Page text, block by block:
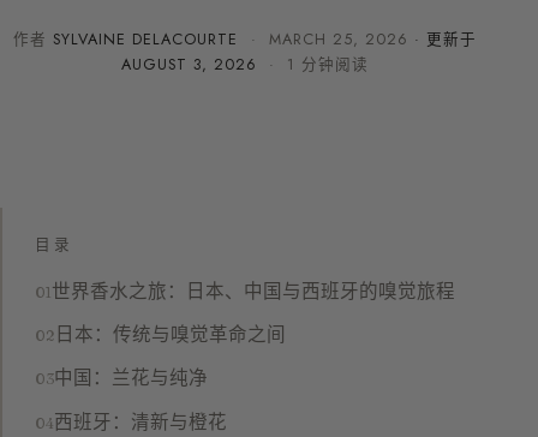
作者 SYLVAINE DELACOURTE · MARCH 25, 2026 · 更新于
AUGUST 3, 2026
· 1 分钟阅读
目录
世界香水之旅：日本、中国与西班牙的嗅觉旅程
日本：传统与嗅觉革命之间
中国：兰花与纯净
西班牙：清新与橙花